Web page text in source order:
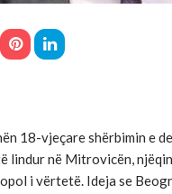
18-vjeçare shërbimin e
lindur në Mitrovicën,
i vërtetë. Ideja se